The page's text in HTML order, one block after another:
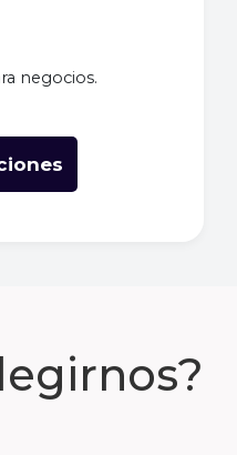
negocios.